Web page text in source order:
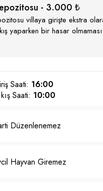
- 3.000 ₺
villaya girişte ekstra
yaparken bir hasar
Saati: 16:00
Saati: 10:00
Düzenlenemez
Hayvan Giremez